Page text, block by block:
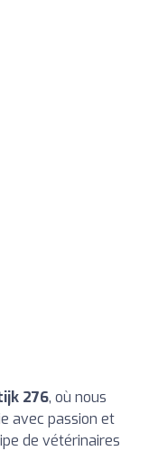
276, où nous
avec passion et
de vétérinaires